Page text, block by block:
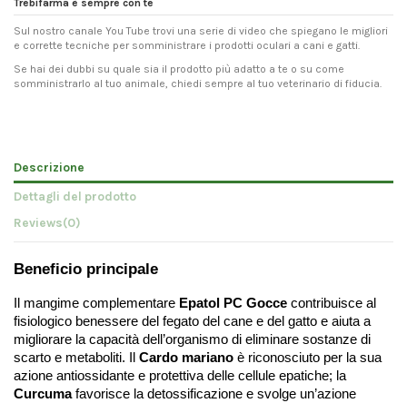
Trebifarma è sempre con te
Sul nostro canale You Tube trovi una serie di video che spiegano le migliori
e corrette tecniche per somministrare i prodotti oculari a cani e gatti.
Se hai dei dubbi su quale sia il prodotto più adatto a te o su come
somministrarlo al tuo animale, chiedi sempre al tuo veterinario di fiducia.
Descrizione
Dettagli del prodotto
Reviews(0)
Beneficio principale
Il mangime complementare Epatol PC Gocce contribuisce al
fisiologico benessere del fegato del cane e del gatto e aiuta a
migliorare la capacità dell’organismo di eliminare sostanze di
scarto e metaboliti. Il Cardo mariano è riconosciuto per la sua
azione antiossidante e protettiva delle cellule epatiche; la
Curcuma favorisce la detossificazione e svolge un’azione